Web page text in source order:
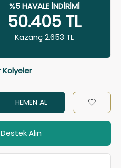
%5 HAVALE İNDIRIMI
50.405 TL
Kazanç 2.653 TL
Kolyeler
HEMEN AL
Alın